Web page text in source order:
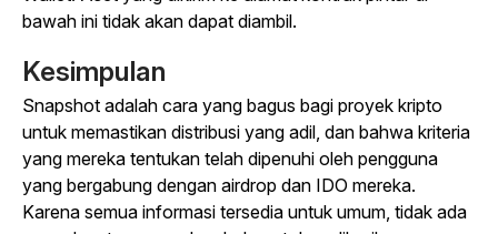
bawah ini tidak akan dapat diambil.
Kesimpulan
Snapshot adalah cara yang bagus bagi proyek kripto
untuk memastikan distribusi yang adil, dan bahwa kriteria
yang mereka tentukan telah dipenuhi oleh pengguna
yang bergabung dengan airdrop dan IDO mereka.
Karena semua informasi tersedia untuk umum, tidak ada